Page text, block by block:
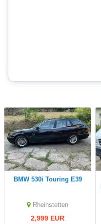
BMW 530i Touring E39
Rheinstetten
2,999 EUR